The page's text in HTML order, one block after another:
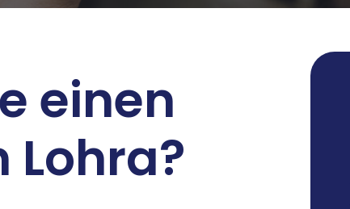
einen